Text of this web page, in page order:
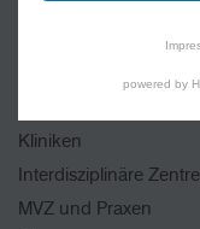
Online Academy
Kliniken
Interdisziplinäre
MVZ und Praxen
powered by